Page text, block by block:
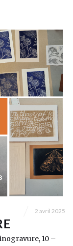
2 avril 2025
10 –